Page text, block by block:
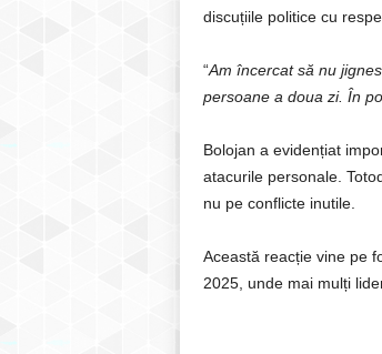
discuțiile politice cu
“Am încercat să nu
persoane a doua zi. În
Bolojan a evidențiat
atacurile personale.
nu pe conflicte inutile.
Această reacție vine pe
2025, unde mai mulți